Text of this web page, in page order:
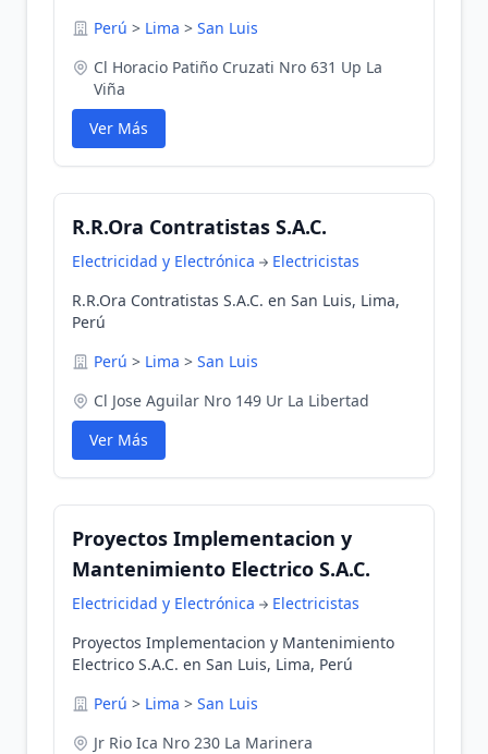
Perú > Lima > San Luis
Cl Horacio Patiño Cruzati Nro 631 Up La
Viña
Ver Más
R.R.Ora Contratistas S.A.C.
Electricidad y Electrónica
Electricistas
R.R.Ora Contratistas S.A.C. en San Luis, Lima,
Perú
Perú > Lima > San Luis
Cl Jose Aguilar Nro 149 Ur La Libertad
Ver Más
Proyectos Implementacion y
Mantenimiento Electrico S.A.C.
Electricidad y Electrónica
Electricistas
Proyectos Implementacion y Mantenimiento
Electrico S.A.C. en San Luis, Lima, Perú
Perú > Lima > San Luis
Jr Rio Ica Nro 230 La Marinera